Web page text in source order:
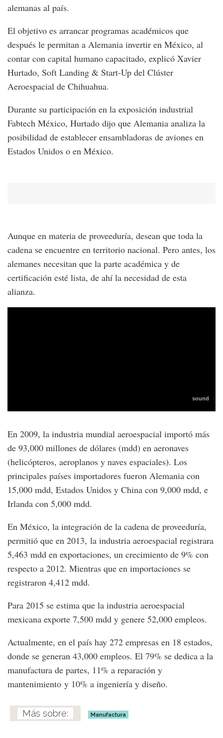
alemanas al país.
El objetivo es arrancar programas académicos que
después le permitan a Alemania invertir en México, al
contar con capital humano capacitado, explicó Xavier
Hurtado, Soft Landing & Start-Up del Clúster
Aeroespacial de Chihuahua.
Durante su participación en la exposición industrial
Fabtech México, Hurtado dijo que Alemania analiza la
posibilidad de establecer ensambladoras de aviones en
Estados Unidos o en México.
Aunque en materia de proveeduría, desean que toda la
cadena se encuentre en territorio nacional. Pero antes, los
alemanes necesitan que la parte académica y de
certificación esté lista, de ahí la necesidad de esta
alianza.
En 2009, la industria mundial aeroespacial importó más
de 93,000 millones de dólares (mdd) en aeronaves
(helicópteros, aeroplanos y naves espaciales). Los
principales países importadores fueron Alemania con
15,000 mdd, Estados Unidos y China con 9,000 mdd, e
Irlanda con 5,000 mdd.
En México, la integración de la cadena de proveeduría,
permitió que en 2013, la industria aeroespacial registrara
5,463 mdd en exportaciones, un crecimiento de 9% con
respecto a 2012. Mientras que en importaciones se
registraron 4,412 mdd.
Para 2015 se estima que la industria aeroespacial
mexicana exporte 7,500 mdd y genere 52,000 empleos.
Actualmente, en el país hay 272 empresas en 18 estados,
donde se generan 43,000 empleos. El 79% se dedica a la
manufactura de partes, 11% a reparación y
mantenimiento y 10% a ingeniería y diseño.
Manufactura